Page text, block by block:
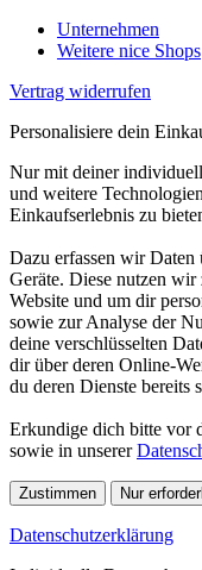
Unternehmen
Weitere nice Shops
Vertrag widerrufen
Personalisiere dein
Nur mit deiner
und weitere
Einkaufserlebnis zu
Dazu erfassen wir Daten
Geräte. Diese nutzen
Website und um dir
sowie zur Analyse der
deine verschlüsselten
dir über deren Online-
du deren Dienste bereits
Erkundige dich bitte vor
sowie in unserer
Zustimmen Nur
Datenschutzerklärung